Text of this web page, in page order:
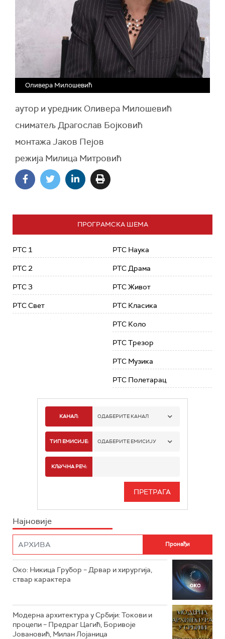
Оливера Милошевић
аутор и уредник Оливера Милошевић
сниматељ Драгослав Бојковић
монтажа Јаков Пејов
режија Милица Митровић
ПРОГРАМСКА ШЕМА
РТС 1
РТС 2
РТС 3
РТС Свет
РТС Наука
РТС Драма
РТС Живот
РТС Класика
РТС Коло
РТС Трезор
РТС Музика
РТС Полетарац
КАНАЛ: ОДАБЕРИТЕ КАНАЛ
РТС 1
РТС 3
РТС ЖИВОТ
РТС КОЛО
ТИП ЕМИСИЈЕ: ОДАБЕРИТЕ ЕМИСИЈУ
ИНФО
КЉУЧНА РЕЧ:
Најновије
Око: Никица Грубор – Дрвар и хирургија,
ствар карактера
Модерна архитектура у Србији: Токови и
процепи – Предраг Цагић, Боривоје
Јовановић, Милан Лојаница